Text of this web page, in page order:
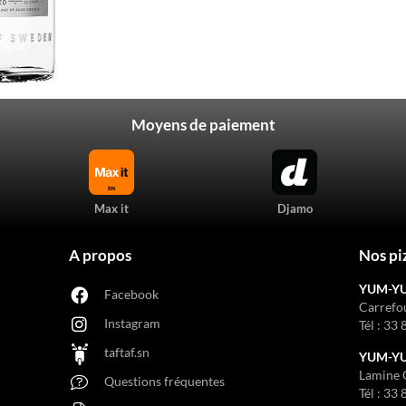
Moyens de paiement
Max it Djamo
A propos
Facebook
Instagram
taftaf.sn
Questions fréquentes
Nos
YUM-
Tél : 33
YUM-
Lamine
Tél : 33